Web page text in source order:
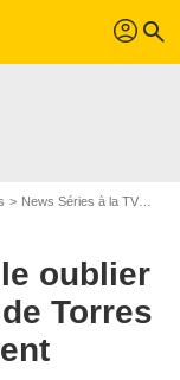
profil search
News Séries à la TV
oublier
Torres